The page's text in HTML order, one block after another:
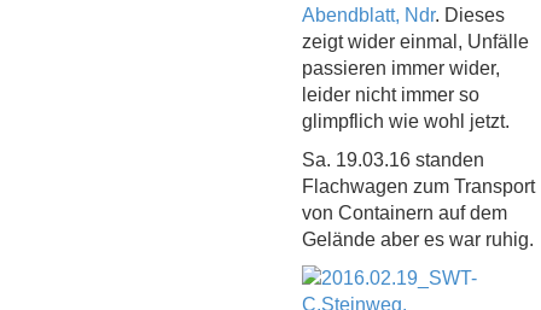
Abendblatt, Ndr. Dieses
zeigt wider einmal, Unfälle
passieren immer wider,
leider nicht immer so
glimpflich wie wohl jetzt.
Sa. 19.03.16 standen
Flachwagen zum Transport
von Containern auf dem
Gelände aber es war ruhig.